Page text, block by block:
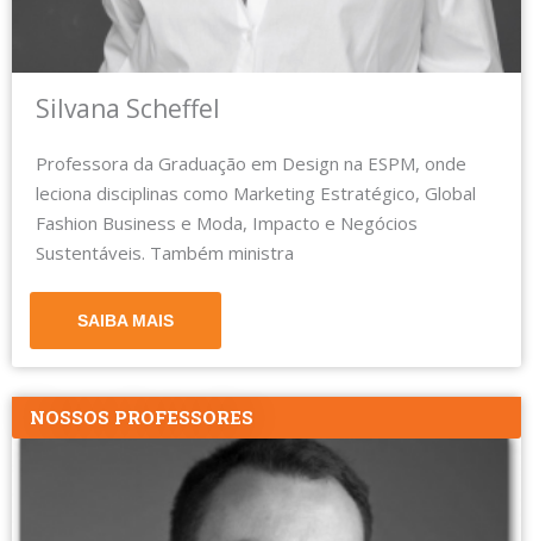
Silvana Scheffel
Professora da Graduação em Design na ESPM, onde
leciona disciplinas como Marketing Estratégico, Global
Fashion Business e Moda, Impacto e Negócios
Sustentáveis. Também ministra
SAIBA MAIS
NOSSOS PROFESSORES